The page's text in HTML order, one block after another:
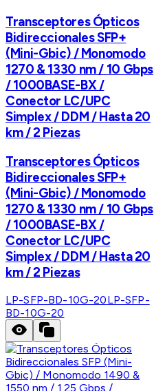
Transceptores Ópticos
Bidireccionales SFP+
(Mini-Gbic) / Monomodo
1270 & 1330 nm / 10 Gbps
/ 1000BASE-BX /
Conector LC/UPC
Simplex / DDM / Hasta 20
km / 2 Piezas
Transceptores Ópticos
Bidireccionales SFP+
(Mini-Gbic) / Monomodo
1270 & 1330 nm / 10 Gbps
/ 1000BASE-BX /
Conector LC/UPC
Simplex / DDM / Hasta 20
km / 2 Piezas
LP-SFP-BD-10G-20LP-SFP-
BD-10G-20